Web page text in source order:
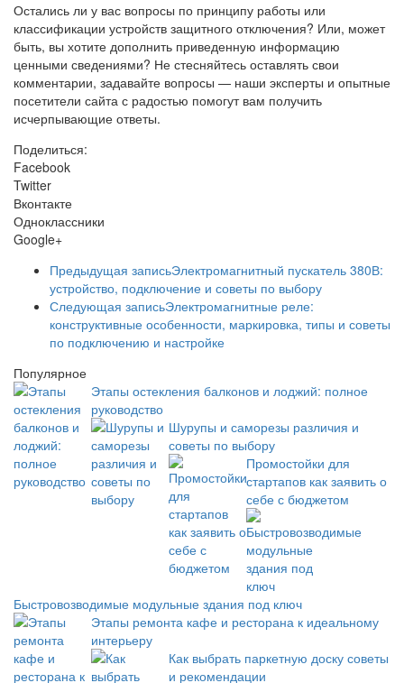
Остались ли у вас вопросы по принципу работы или
классификации устройств защитного отключения? Или, может
быть, вы хотите дополнить приведенную информацию
ценными сведениями? Не стесняйтесь оставлять свои
комментарии, задавайте вопросы — наши эксперты и опытные
посетители сайта с радостью помогут вам получить
исчерпывающие ответы.
Поделиться:
Facebook
Twitter
Вконтакте
Одноклассники
Google+
Предыдущая записьЭлектромагнитный пускатель 380В:
устройство, подключение и советы по выбору
Следующая записьЭлектромагнитные реле:
конструктивные особенности, маркировка, типы и советы
по подключению и настройке
Популярное
Этапы остекления балконов и лоджий: полное
руководство
Шурупы и саморезы различия и
советы по выбору
Промостойки для
стартапов как заявить о
себе с бюджетом
Быстровозводимые модульные здания под ключ
Этапы ремонта кафе и ресторана к идеальному
интерьеру
Как выбрать паркетную доску советы
и рекомендации